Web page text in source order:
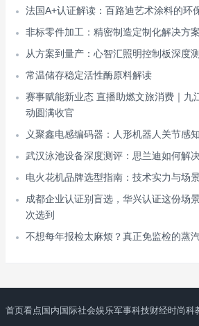
法国A+认证解读：百路迪艺术涂料的环
非标零件加工：精密制造定制化解决方案
从方案到量产：心智汇照明控制板深度
常温储存稳定活性酶原料解读
赛事赋能新业态 直播助燃文旅消费｜九
动圆满收官
义聚鑫电感编码器：人形机器人关节感
武汉泳池设备深度测评：思兰迪如何解
电火花机品牌选型指南：技术实力与场
成都企业认证别盲选，华兴认证这份场
次选到
不想每年报检太麻烦？真正免监检的蒸
首页看点 国内 国际社会娱乐军事科技财经时尚科